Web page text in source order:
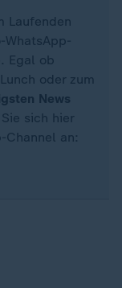
Laufenden
Egal ob
oder zum
News
sich hier
Channel an: